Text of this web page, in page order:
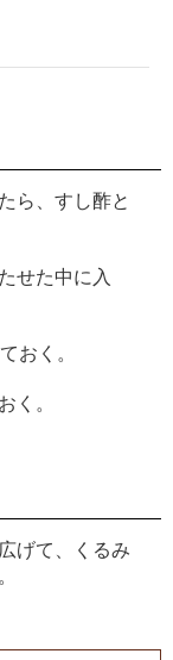
ら、すし酢と
せた中に入
おく。
く。
げて、くるみ